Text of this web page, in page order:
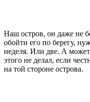
Наш остров, он даже не
обойти его по берегу,
неделя. Или две. А
этого не делал, если
на той стороне острова.